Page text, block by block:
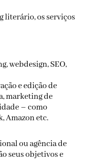
literário, os serviços
webdesign, SEO,
e edição de
marketing de
– como
Amazon etc.
ou agência de
seus objetivos e